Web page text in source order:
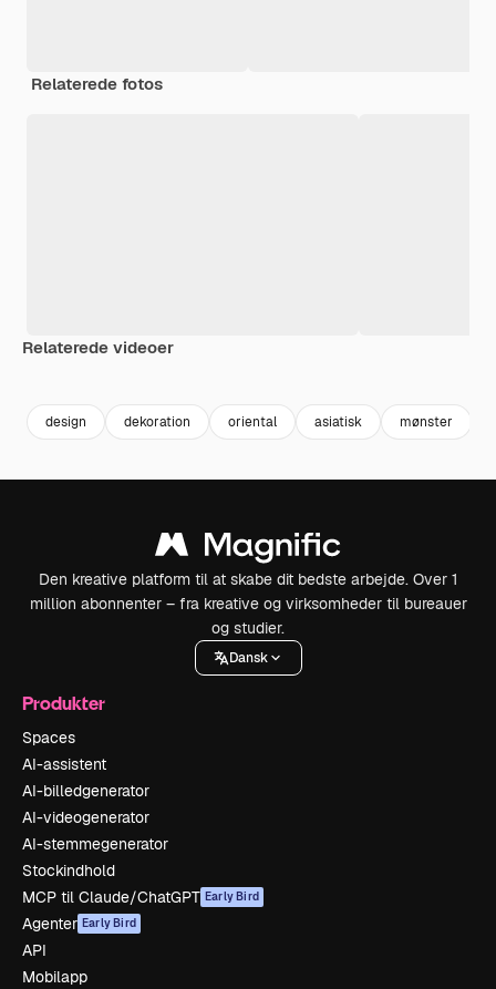
Relaterede fotos
Relaterede videoer
design dekoration oriental asiatisk mønster
Den kreative platform til at skabe dit bedste arbejde. Over 1
million abonnenter – fra kreative og virksomheder til bureauer
og studier.
Dansk
Produkter
Spaces
AI-assistent
AI-billedgenerator
AI-videogenerator
AI-stemmegenerator
Stockindhold
MCP til Claude/ChatGPT Early Bird
Agenter Early Bird
API
Mobilapp